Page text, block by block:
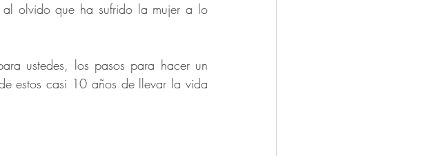
olvido que ha sufrido la mujer a lo
ustedes, los pasos para hacer un
estos casi 10 años de llevar la vida